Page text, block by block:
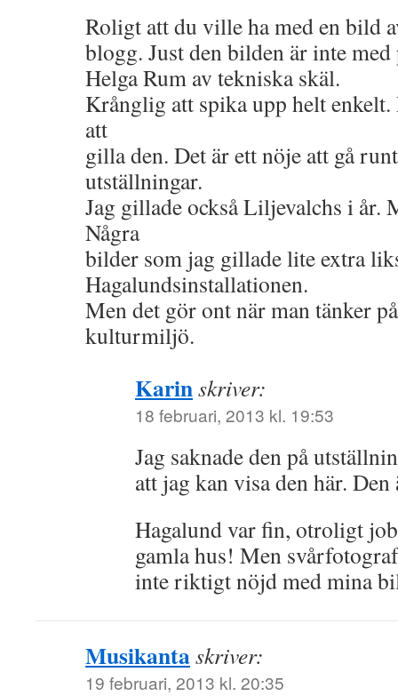
Roligt att du ville ha med en bild
blogg. Just den bilden är inte
Helga Rum av tekniska skäl.
Krånglig att spika upp helt
att
gilla den. Det är ett nöje att gå
utställningar.
Jag gillade också Liljevalchs i år.
Några
bilder som jag gillade lite extra
Hagalundsinstallationen.
Men det gör ont när man tänker
kulturmiljö.
Karinskriver:
18 februari, 2013 kl. 19:53
Jag saknade den på
att jag kan visa den här.
Hagalund var fin, otroligt
gamla hus! Men
inte riktigt nöjd med mina
Musikantaskriver:
19 februari, 2013 kl. 20:35